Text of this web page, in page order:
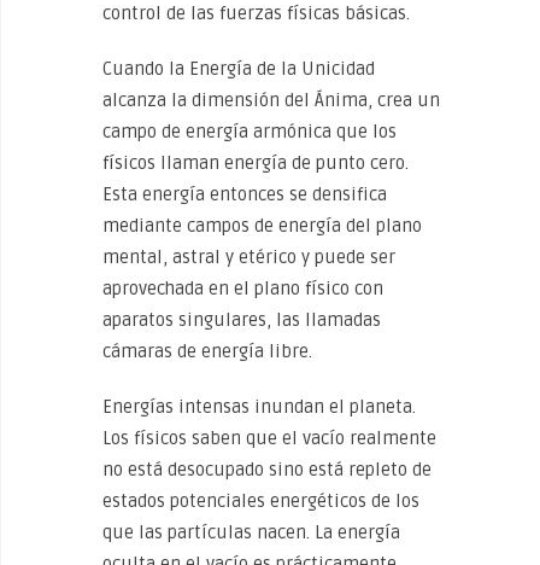
control de las fuerzas físicas básicas.
Cuando la Energía de la Unicidad
alcanza la dimensión del Ánima, crea un
campo de energía armónica que los
físicos llaman energía de punto cero.
Esta energía entonces se densifica
mediante campos de energía del plano
mental, astral y etérico y puede ser
aprovechada en el plano físico con
aparatos singulares, las llamadas
cámaras de energía libre.
Energías intensas inundan el planeta.
Los físicos saben que el vacío realmente
no está desocupado sino está repleto de
estados potenciales energéticos de los
que las partículas nacen. La energía